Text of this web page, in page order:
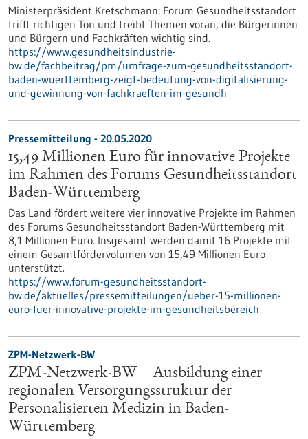
Ministerpräsident Kretschmann: Forum Gesundheitsstandort
trifft richtigen Ton und treibt Themen voran, die Bürgerinnen
und Bürgern und Fachkräften wichtig sind.
https://www.gesundheitsindustrie-
bw.de/fachbeitrag/pm/umfrage-zum-gesundheitsstandort-
baden-wuerttemberg-zeigt-bedeutung-von-digitalisierung-
und-gewinnung-von-fachkraeften-im-gesundh
Pressemitteilung - 20.05.2020
15,49 Millionen Euro für innovative Projekte
im Rahmen des Forums Gesundheitsstandort
Baden-Württemberg
Das Land fördert weitere vier innovative Projekte im Rahmen
des Forums Gesundheitsstandort Baden-Württemberg mit
8,1 Millionen Euro. Insgesamt werden damit 16 Projekte mit
einem Gesamtfördervolumen von 15,49 Millionen Euro
unterstützt.
https://www.forum-gesundheitsstandort-
bw.de/aktuelles/pressemitteilungen/ueber-15-millionen-
euro-fuer-innovative-projekte-im-gesundheitsbereich
ZPM-Netzwerk-BW
ZPM-Netzwerk-BW – Ausbildung einer
regionalen Versorgungsstruktur der
Personalisierten Medizin in Baden-
Württemberg